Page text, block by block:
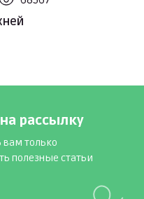
рассылку
только
полезные статьи